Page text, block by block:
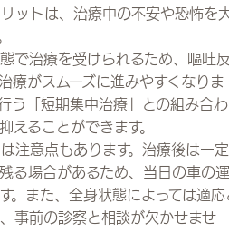
ットは、治療中の不安や恐怖を
で治療を受けられるため、嘔吐
療がスムーズに進みやすくなりま
う「短期集中治療」との組み合わ
ることができます。
注意点もあります。治療後は一定
る場合があるため、当日の車の運
。また、全身状態によっては適
事前の診察と相談が欠かせませ